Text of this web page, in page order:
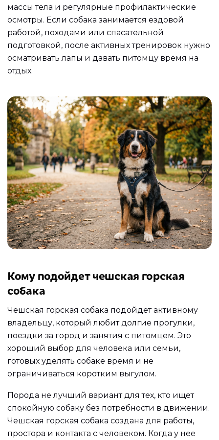
массы тела и регулярные профилактические
осмотры. Если собака занимается ездовой
работой, походами или спасательной
подготовкой, после активных тренировок нужно
осматривать лапы и давать питомцу время на
отдых.
Кому подойдет чешская горская
собака
Чешская горская собака подойдет активному
владельцу, который любит долгие прогулки,
поездки за город и занятия с питомцем. Это
хороший выбор для человека или семьи,
готовых уделять собаке время и не
ограничиваться коротким выгулом.
Порода не лучший вариант для тех, кто ищет
спокойную собаку без потребности в движении.
Чешская горская собака создана для работы,
простора и контакта с человеком. Когда у нее